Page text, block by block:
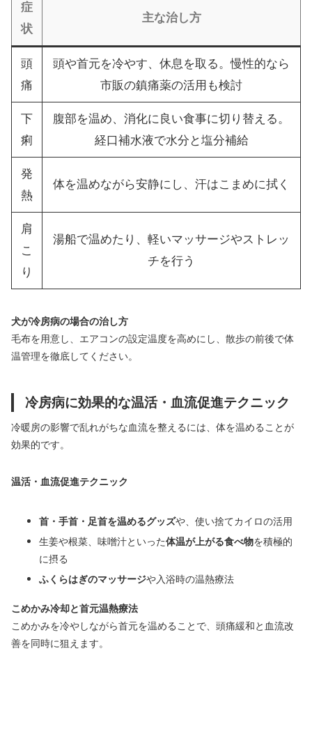
症
状
主な治し方
頭
痛
頭や首元を冷やす、休息を取る。慢性的なら
市販の鎮痛薬の活用も検討
下
痢
腹部を温め、消化に良い食事に切り替える。
経口補水液で水分と塩分補給
発
熱
体を温めながら安静にし、汗はこまめに拭く
肩
こ
り
湯船で温めたり、軽いマッサージやストレッ
チを行う
犬が冷房病の場合の治し方
毛布を用意し、エアコンの設定温度を高めにし、散歩の前後で体
温管理を徹底してください。
冷房病に効果的な温活・血流促進テクニック
冷暖房の影響で乱れがちな血流を整えるには、体を温めることが
効果的です。
温活・血流促進テクニック
首・手首・足首を温めるグッズや、使い捨てカイロの活用
生姜や根菜、味噌汁といった体温が上がる食べ物を積極的
に摂る
ふくらはぎのマッサージや入浴時の温熱療法
こめかみ冷却と首元温熱療法
こめかみを冷やしながら首元を温めることで、頭痛緩和と血流改
善を同時に狙えます。